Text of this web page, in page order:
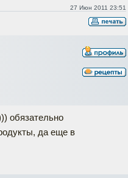
27 Июн 2011 23:51
обязательно
да еще в